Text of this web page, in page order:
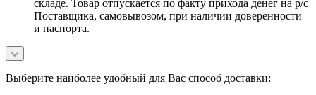
складе. Товар отпускается по факту прихода денег на р/с
Поставщика, самовывозом, при наличии доверенности
и паспорта.
Выберите наиболее удобный для Вас способ доставки: